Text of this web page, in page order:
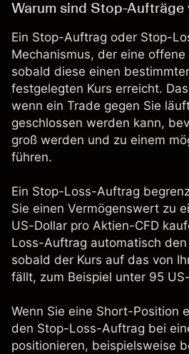
Warum sind Stop-
Ein Stop-Auftrag oder Stop-
Mechanismus, der eine
sobald diese einen
festgelegten Kurs erreicht.
wenn ein Trade gegen Sie
geschlossen werden kann,
groß werden und zu einem
führen.
Ein Stop-Loss-Auftrag
Sie einen Vermögenswert zu
US-Dollar pro Aktien-CFD
Loss-Auftrag automatisch
sobald der Kurs auf das von
fällt, zum Beispiel unter 95
Wenn Sie eine Short-Position
den Stop-Loss-Auftrag bei
positionieren, beispielsweise